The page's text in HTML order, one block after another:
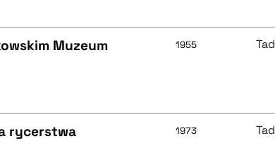
Muzeum
1955
rycerstwa 1973